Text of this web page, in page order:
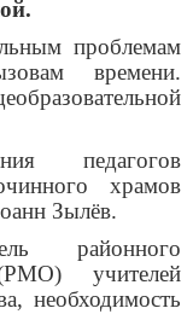
проблемам
времени.
педагогов
храмов
Зылёв.
районного
учителей
необходимость